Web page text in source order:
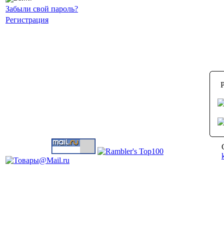
Забыли свой пароль?
Регистрация